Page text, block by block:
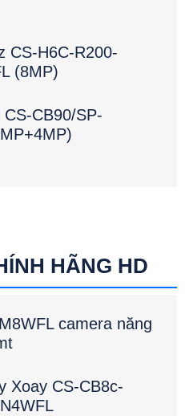
CS-H6C-R200-
(8MP)
CB90/SP-
HÃNG HD
camera năng
Xoay CS-CB8c-